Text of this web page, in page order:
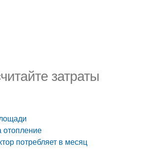
затраты
отопление
потребляет в месяц